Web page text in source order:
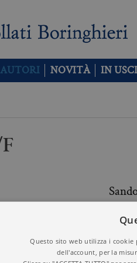
AUTORI NOVITÀ IN
Questo sito web utilizza i cookie
dell'account, per la